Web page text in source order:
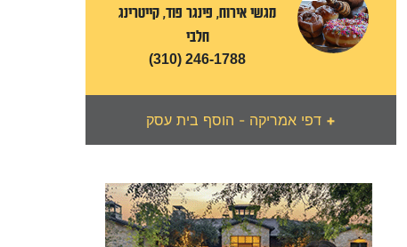
מגשי אירוח, פינגר פוד, קייטרינג
חלבי
(310) 246-1788
+